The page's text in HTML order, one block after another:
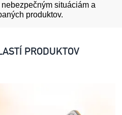
situáciám a
produktov.
PRODUKTOV